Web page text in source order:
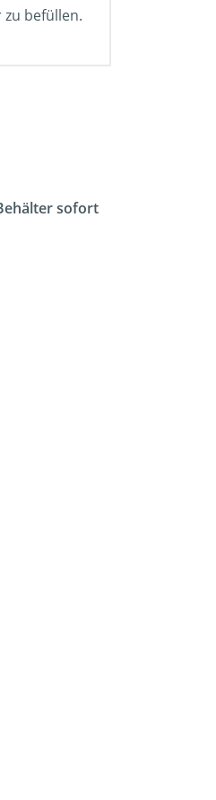
befüllen.
sofort